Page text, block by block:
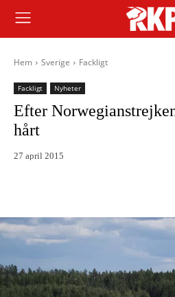
Hem Sverige Fackligt
Fackligt Nyheter
Efter
hårt
27 april 2015